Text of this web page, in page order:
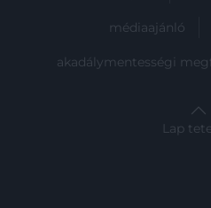
médiaajánló
akadálymentességi
Lap